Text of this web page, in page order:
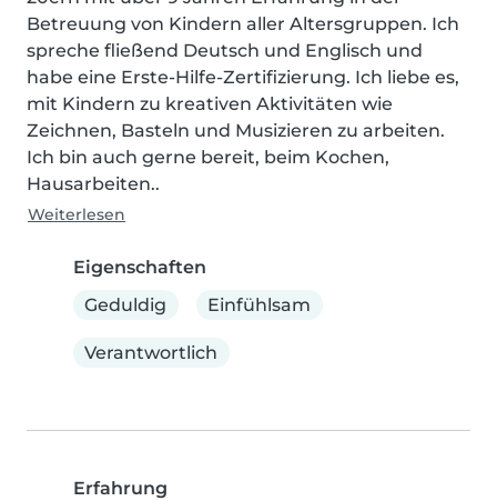
Betreuung von Kindern aller Altersgruppen. Ich
spreche fließend Deutsch und Englisch und
habe eine Erste-Hilfe-Zertifizierung. Ich liebe es,
mit Kindern zu kreativen Aktivitäten wie
Zeichnen, Basteln und Musizieren zu arbeiten.
Ich bin auch gerne bereit, beim Kochen,
Hausarbeiten..
Weiterlesen
Eigenschaften
Geduldig
Einfühlsam
Verantwortlich
Erfahrung